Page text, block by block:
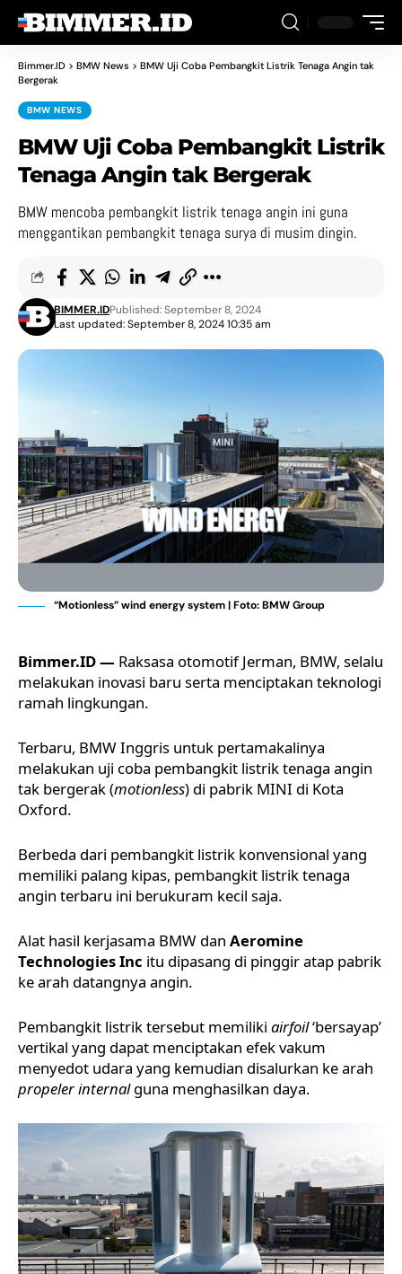
Bimmer.ID > BMW News > BMW Uji Coba Pembangkit Listrik Tenaga Angin tak
Bergerak
BMW NEWS
BMW Uji Coba Pembangkit Listrik
Tenaga Angin tak Bergerak
BMW mencoba pembangkit listrik tenaga angin ini guna
menggantikan pembangkit tenaga surya di musim dingin.
Last updated: September 8, 2024 10:35 am
BIMMER.IDPublished: September 8, 2024
“Motionless” wind energy system | Foto: BMW Group
Bimmer.ID — Raksasa otomotif Jerman, BMW, selalu
melakukan inovasi baru serta menciptakan teknologi
ramah lingkungan.
Terbaru, BMW Inggris untuk pertamakalinya
melakukan uji coba pembangkit listrik tenaga angin
tak bergerak (motionless) di pabrik MINI di Kota
Oxford.
Berbeda dari pembangkit listrik konvensional yang
memiliki palang kipas, pembangkit listrik tenaga
angin terbaru ini berukuram kecil saja.
Alat hasil kerjasama BMW dan Aeromine
Technologies Inc itu dipasang di pinggir atap pabrik
ke arah datangnya angin.
Pembangkit listrik tersebut memiliki airfoil‘bersayap’
vertikal yang dapat menciptakan efek vakum
menyedot udara yang kemudian disalurkan ke arah
propeler internalguna menghasilkan daya.